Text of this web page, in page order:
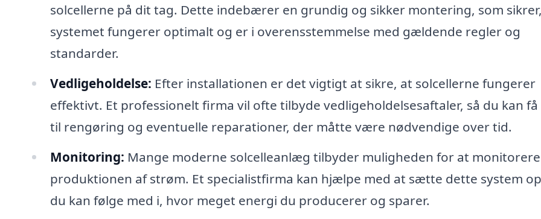
solcellerne på dit tag. Dette indebærer en grundig og sikker montering, som
systemet fungerer optimalt og er i overensstemmelse med gældende regler og
standarder.
Vedligeholdelse: Efter installationen er det vigtigt at sikre, at solcellerne fungerer
effektivt. Et professionelt firma vil ofte tilbyde vedligeholdelsesaftaler, så du kan
til rengøring og eventuelle reparationer, der måtte være nødvendige over tid.
Monitoring: Mange moderne solcelleanlæg tilbyder muligheden for at monitorere
produktionen af strøm. Et specialistfirma kan hjælpe med at sætte dette system
du kan følge med i, hvor meget energi du producerer og sparer.